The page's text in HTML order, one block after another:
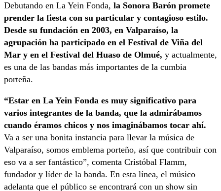
Debutando en La Yein Fonda, la Sonora Barón promete
prender la fiesta con su particular y contagioso estilo.
Desde su fundación en 2003, en Valparaíso, la
agrupación ha participado en el Festival de Viña del
Mar y en el Festival del Huaso de Olmué, y actualmente,
es una de las bandas más importantes de la cumbia
porteña.
“Estar en La Yein Fonda es muy significativo para
varios integrantes de la banda, que la admirábamos
cuando éramos chicos y nos imaginábamos tocar ahí.
Va a ser una bonita instancia para llevar la música de
Valparaíso, somos emblema porteño, así que contribuir con
eso va a ser fantástico”, comenta Cristóbal Flamm,
fundador y líder de la banda. En esta línea, el músico
adelanta que el público se encontrará con un show sin